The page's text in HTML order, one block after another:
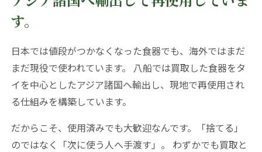
す。
日本では値段がつかなくなった食器でも、海外ではまだ
まだ現役で使われています。 八船では買取した食器をタ
イを中心としたアジア諸国へ輸出し、現地で再使用され
る仕組みを構築しています。
だからこそ、使用済みでも大歓迎なんです。「捨てる」
のではなく「次に使う人へ手渡す」。 わずかでも買取と